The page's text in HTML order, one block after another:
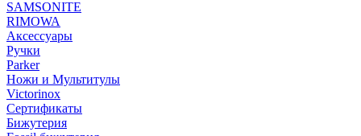
SAMSONITE
RIMOWA
Аксессуары
Ручки
Parker
Ножи и Мультитулы
Victorinox
Сертификаты
Бижутерия